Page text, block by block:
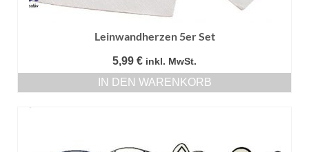
Leinwandherzen 5er Set
5,99 € inkl. MwSt.
IN DEN WARENKORB